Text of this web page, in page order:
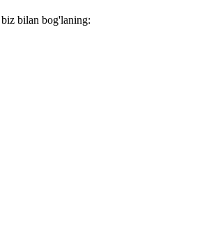
bilan bog'laning: